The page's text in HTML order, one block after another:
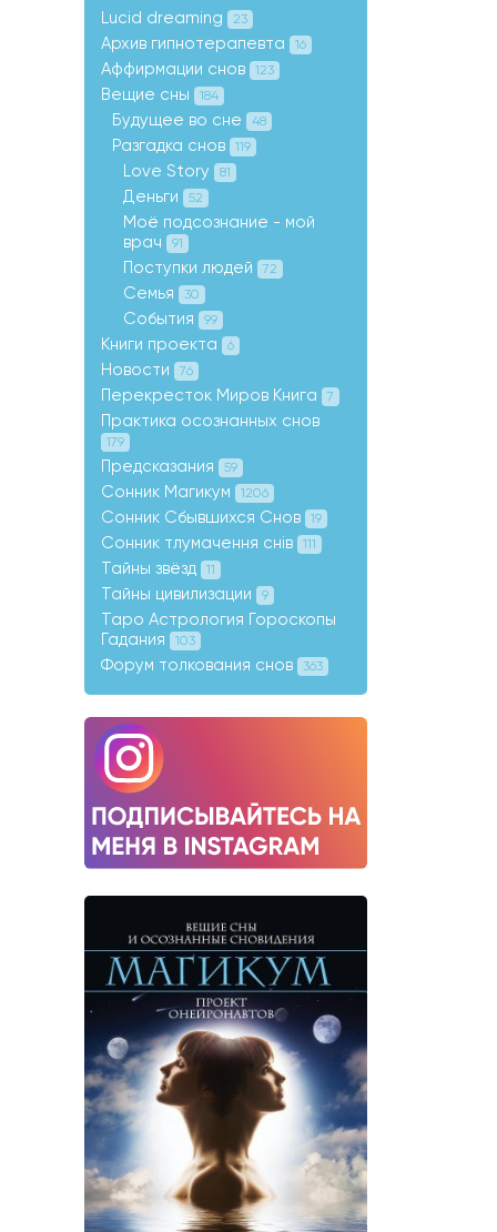
Lucid dreaming 23
Архив гипнотерапевта 16
Аффирмации снов 123
Вещие сны 184
Будущее во сне 48
Разгадка снов 119
Love Story 81
Деньги 52
Моё подсознание - мой
врач
91
Поступки людей 72
Семья 30
События 99
Книги проекта 6
Новости 76
Перекресток Миров Книга 7
Практика осознанных снов
179
Предсказания 59
Сонник Магикум 1206
Сонник Сбывшихся Снов 19
Сонник тлумачення снів 111
Тайны звёзд 11
Тайны цивилизации 9
Таро Астрология Гороскопы
Гадания
103
Форум толкования снов 363